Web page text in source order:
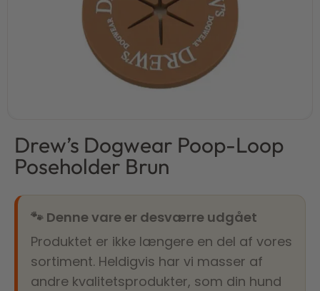
Drew’s Dogwear Poop-Loop
Poseholder Brun
🐾 Denne vare er desværre udgået
Produktet er ikke længere en del af vores
sortiment. Heldigvis har vi masser af
andre kvalitetsprodukter, som din hund